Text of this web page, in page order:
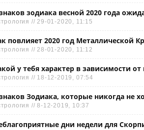
зодиака весной 2020 года
// 29-01-2020, 11:15
повлияет 2020 год Металлической
// 28-01-2020, 11:12
у тебя характер в зависимости
// 18-12-2019, 07:54
Зодиака, которые никогда не
// 8-12-2019, 10:37
дни недели для